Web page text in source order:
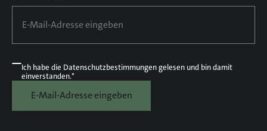
Ich habe die Datenschutzbestimmungengelesen und bin damit
einverstanden.*
E-Mail-Adresse eingeben